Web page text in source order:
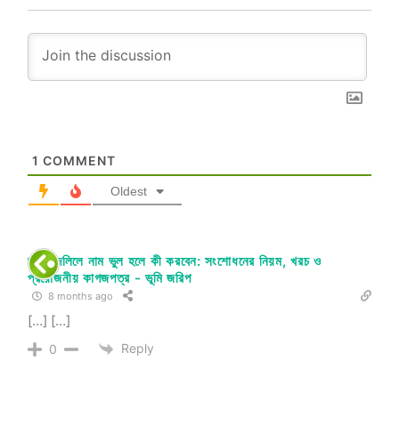
1 COMMENT
Oldest
জমির দলিলে নাম ভুল হলে কী করবেন: সংশোধনের নিয়ম, খরচ ও
প্রয়োজনীয় কাগজপত্র - ভূমি জরিপ
8 months ago
[…] […]
0 Reply